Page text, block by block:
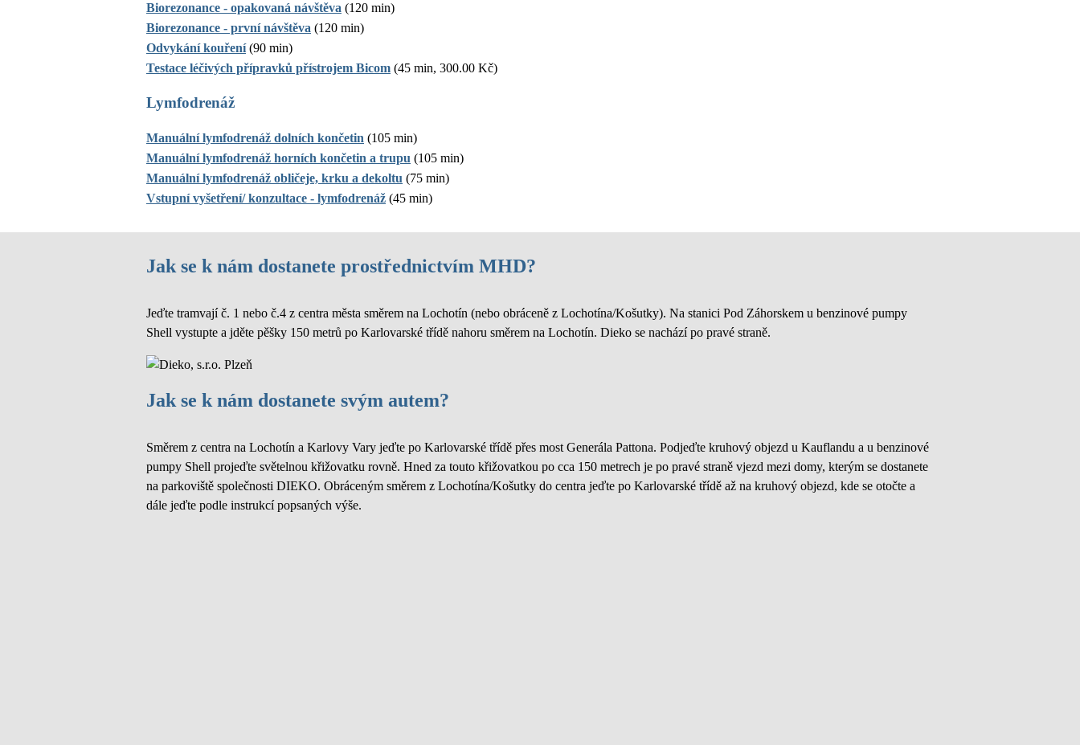
Biorezonance - opakovaná návštěva (120 min)
Biorezonance - první návštěva (120 min)
Odvykání kouření(90 min)
Testace léčivých přípravků přístrojem Bicom (45 min, 300.00 Kč)
Lymfodrenáž
Manuální lymfodrenáž dolních končetin (105 min)
Manuální lymfodrenáž horních končetin a trupu (105 min)
Manuální lymfodrenáž obličeje, krku a dekoltu (75 min)
Vstupní vyšetření/ konzultace - lymfodrenáž (45 min)
Jak se k nám dostanete prostřednictvím MHD?
Jeďte tramvají č. 1 nebo č.4 z centra města směrem na Lochotín (nebo obráceně z Lochotína/Košutky). Na stanici Pod Záhorskem u benzinové pumpy
Shell vystupte a jděte pěšky 150 metrů po Karlovarské třídě nahoru směrem na Lochotín. Dieko se nachází po pravé straně.
Jak se k nám dostanete svým autem?
Směrem z centra na Lochotín a Karlovy Vary jeďte po Karlovarské třídě přes most Generála Pattona. Podjeďte kruhový objezd u Kauflandu a u benzinové
pumpy Shell projeďte světelnou křižovatku rovně. Hned za touto křižovatkou po cca 150 metrech je po pravé straně vjezd mezi domy, kterým se dostanete
na parkoviště společnosti DIEKO. Obráceným směrem z Lochotína/Košutky do centra jeďte po Karlovarské třídě až na kruhový objezd, kde se otočte a
dále jeďte podle instrukcí popsaných výše.